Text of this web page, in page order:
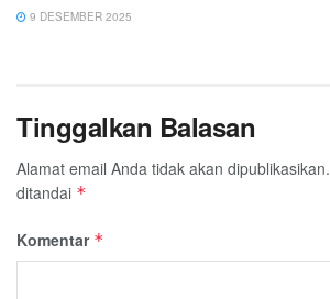
9 DESEMBER 2025
Tinggalkan Balasan
Alamat email Anda tidak akan dipublikasikan.
ditandai *
Komentar *